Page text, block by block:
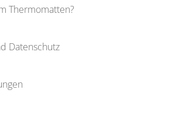
Thermomatten?
Datenschutz